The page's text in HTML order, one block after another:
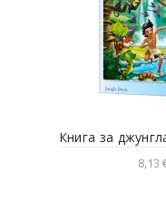
Книга за
8,13